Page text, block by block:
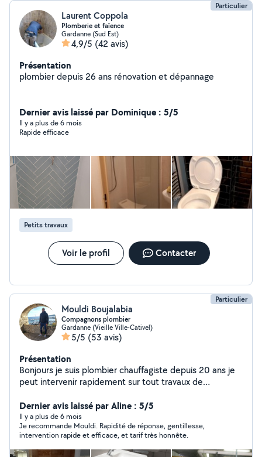
Particulier
Laurent Coppola
Plomberie et faïence
Gardanne (Sud Est)
4,9/5 (42 avis)
Présentation
plombier depuis 26 ans rénovation et dépannage
Dernier avis laissé par Dominique : 5/5
Il y a plus de 6 mois
Rapide efficace
Petits travaux
Voir le profil Contacter
Particulier
Mouldi Boujalabia
Compagnons plombier
Gardanne (Vieille Ville-Cativel)
5/5 (53 avis)
Présentation
Bonjours je suis plombier chauffagiste depuis 20 ans je
peut intervenir rapidement sur tout travaux de
cordialement mouldi
Dernier avis laissé par Aline : 5/5
Il y a plus de 6 mois
Je recommande Mouldi. Rapidité de réponse, gentillesse,
intervention rapide et efficace, et tarif très honnête.